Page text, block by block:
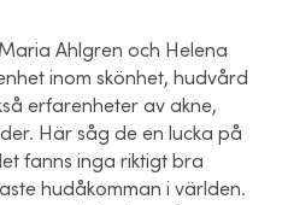
Ahlgren och Helena
inom skönhet, hudvård
erfarenheter av akne,
Här såg de en lucka på
fanns inga riktigt bra
hudåkomman i världen.